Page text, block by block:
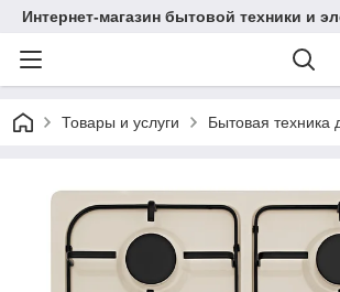
Интернет-магазин бытовой техники и
Товары и услуги Бытовая техника